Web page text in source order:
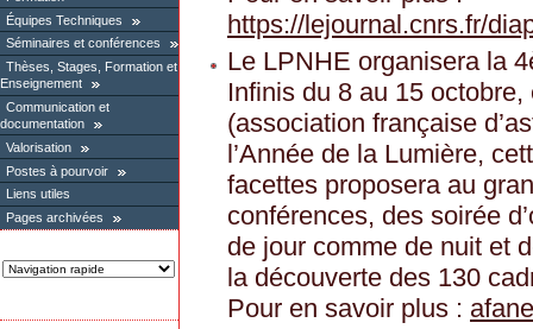
Équipes Techniques
Séminaires et conférences
Thèses, Stages, Formation et
Enseignement
Communication et
documentation
Valorisation
Postes à pourvoir
Liens utiles
Pages archivées
https://lejournal.cnrs.fr/
Le LPNHE organisera la
Infinis du 8 au 15 octobre,
(association française
l’Année de la Lumière,
facettes proposera au
conférences, des soirée
de jour comme de nuit et
la découverte des 130
Pour en savoir plus :